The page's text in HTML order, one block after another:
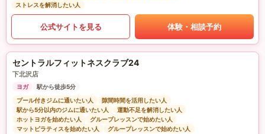
ストレスを解消したい人
公式サイトを見る 体験・相談予約
セントラルフィットネスクラブ24
下北沢店
ヨガ
駅から徒歩5分
プール付きジムに通いたい人
隙間時間を活用したい人
駅から5分以内のジムに通いたい人
運動不足を解消したい人
ホットヨガを始めたい人
グループレッスンで始めたい人
マットピラティスを始めたい人
グループレッスンで始めたい人